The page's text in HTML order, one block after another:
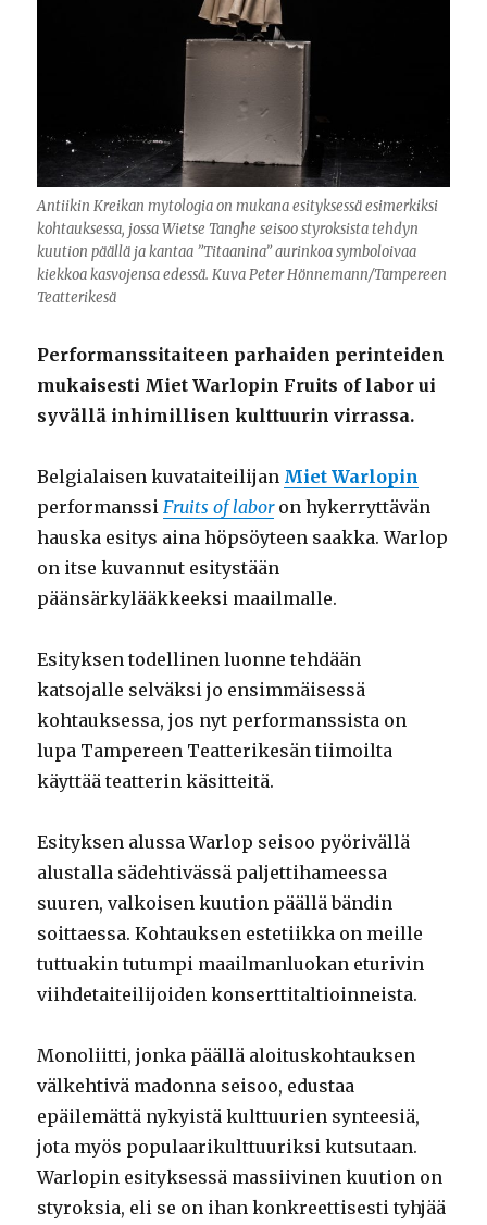
Antiikin Kreikan mytologia on mukana esityksessä esimerkiksi
kohtauksessa, jossa Wietse Tanghe seisoo styroksista tehdyn
kuution päällä ja kantaa ”Titaanina” aurinkoa symboloivaa
kiekkoa kasvojensa edessä. Kuva Peter Hönnemann/Tampereen
Teatterikesä
Performanssitaiteen parhaiden perinteiden
mukaisesti Miet Warlopin Fruits of labor ui
syvällä inhimillisen kulttuurin virrassa.
Belgialaisen kuvataiteilijan Miet Warlopin
performanssi Fruits of laboron hykerryttävän
hauska esitys aina höpsöyteen saakka. Warlop
on itse kuvannut esitystään
päänsärkylääkkeeksi maailmalle.
Esityksen todellinen luonne tehdään
katsojalle selväksi jo ensimmäisessä
kohtauksessa, jos nyt performanssista on
lupa Tampereen Teatterikesän tiimoilta
käyttää teatterin käsitteitä.
Esityksen alussa Warlop seisoo pyörivällä
alustalla sädehtivässä paljettihameessa
suuren, valkoisen kuution päällä bändin
soittaessa. Kohtauksen estetiikka on meille
tuttuakin tutumpi maailmanluokan eturivin
viihdetaiteilijoiden konserttitaltioinneista.
Monoliitti, jonka päällä aloituskohtauksen
välkehtivä madonna seisoo, edustaa
epäilemättä nykyistä kulttuurien synteesiä,
jota myös populaarikulttuuriksi kutsutaan.
Warlopin esityksessä massiivinen kuution on
styroksia, eli se on ihan konkreettisesti tyhjää